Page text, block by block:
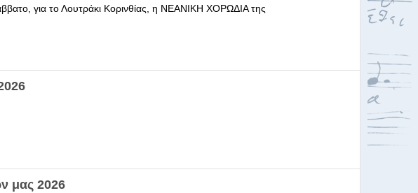
για το Λουτράκι Κορινθίας, η ΝΕΑΝΙΚΗ ΧΟΡΩΔΙΑ της
μας 2026